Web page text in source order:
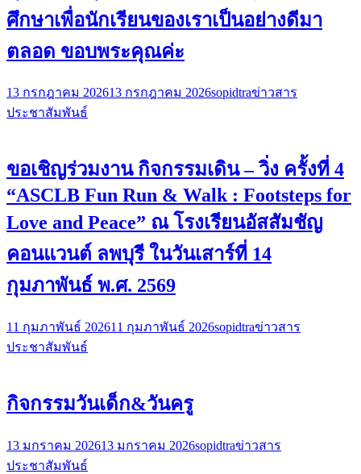
ศึกษาเพื่อนักเรียนของเราเป็นอย่างดีมา
ตลอด ขอบพระคุณค่ะ
13 กรกฎาคม 202613 กรกฎาคม 2026sopidtraข่าวสาร
ประชาสัมพันธ์
ขอเชิญร่วมงาน กิจกรรมเดิน – วิ่ง ครั้งที่ 4
“ASCLB Fun Run & Walk : Footsteps for
Love and Peace” ณ โรงเรียนอัสสัมชัญ
คอนแวนต์ ลพบุรี ในวันเสาร์ที่ 14
กุมภาพันธ์ พ.ศ. 2569
11 กุมภาพันธ์ 202611 กุมภาพันธ์ 2026sopidtraข่าวสาร
ประชาสัมพันธ์
กิจกรรมวันเด็ก&วันครู
13 มกราคม 202613 มกราคม 2026sopidtraข่าวสาร
ประชาสัมพันธ์